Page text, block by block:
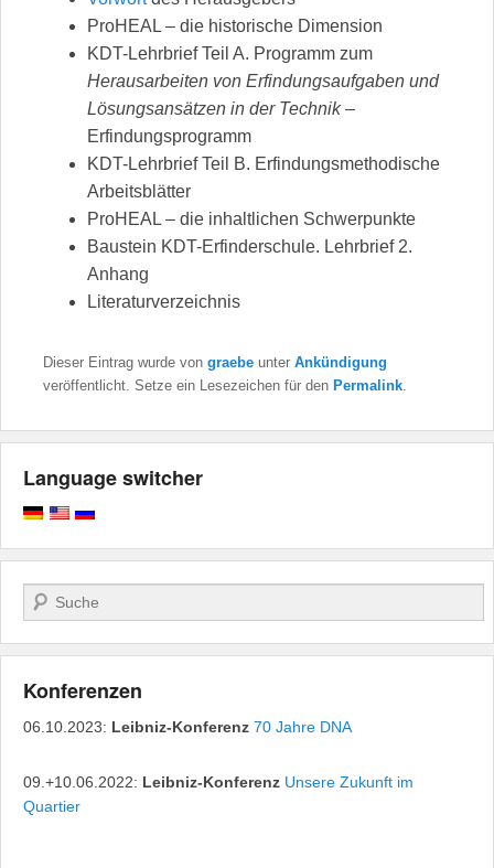
ProHEAL – die historische Dimension
KDT-Lehrbrief Teil A. Programm zum
Herausarbeiten von Erfindungsaufgaben und
Lösungsansätzen in der Technik–
Erfindungsprogramm
KDT-Lehrbrief Teil B. Erfindungsmethodische
Arbeitsblätter
ProHEAL – die inhaltlichen Schwerpunkte
Baustein KDT-Erfinderschule. Lehrbrief 2.
Anhang
Literaturverzeichnis
Dieser Eintrag wurde von graebe unter Ankündigung
veröffentlicht. Setze ein Lesezeichen für den Permalink
Language switcher
Suchen
Konferenzen
06.10.2023: Leibniz-Konferenz 70 Jahre DNA
09.+10.06.2022: Leibniz-Konferenz Unsere Zukunft im
Quartier